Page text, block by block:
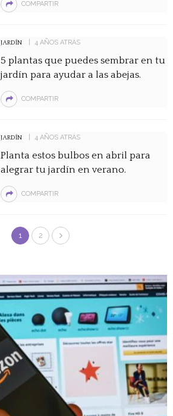
COMPARTIR
JARDÍN 4 AÑOS ATRÁS
5 plantas que puedes sembrar en tu
jardín para ayudar a las abejas.
COMPARTIR
JARDÍN 4 AÑOS ATRÁS
Planta estos bulbos en abril para
alegrar tu jardín en verano.
COMPARTIR
1 2